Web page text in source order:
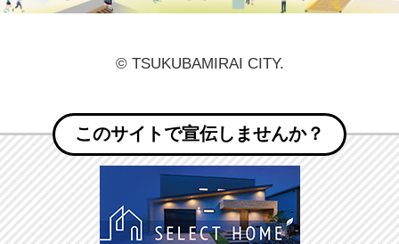
© TSUKUBAMIRAI CITY.
このサイトで宣伝しませんか？